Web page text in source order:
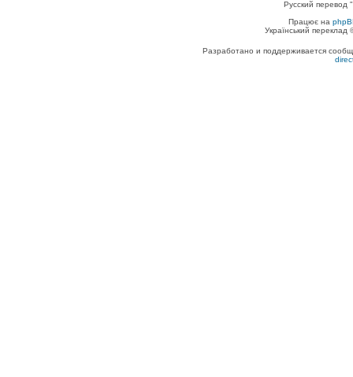
Русский перевод
Працює на
Український
Разработано и поддерживается